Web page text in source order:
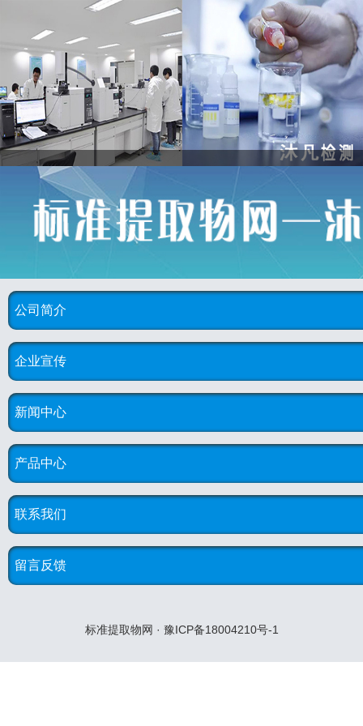
公司简介
企业宣传
新闻中心
产品中心
联系我们
留言反馈
标准提取物网 · 豫ICP备18004210号-1